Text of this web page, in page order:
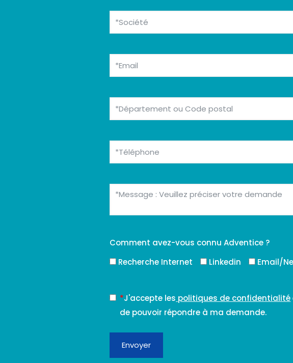
Comment avez-vous connu Adventice ?
Recherche Internet
Linkedin Email/
*J'accepte les politiques de confidentialité
de pouvoir répondre à ma demande.
Envoyer